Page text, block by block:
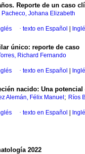
Reporte de un caso
Pacheco, Johana Elizabeth
· texto en Español
único: reporte de caso
Richard Fernando
· texto en Español
nacido: Una
Alemán, Félix Manuel ; Ríos
· texto en Español
2022